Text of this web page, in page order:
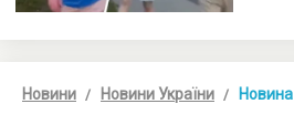
Новини Новини України Новина